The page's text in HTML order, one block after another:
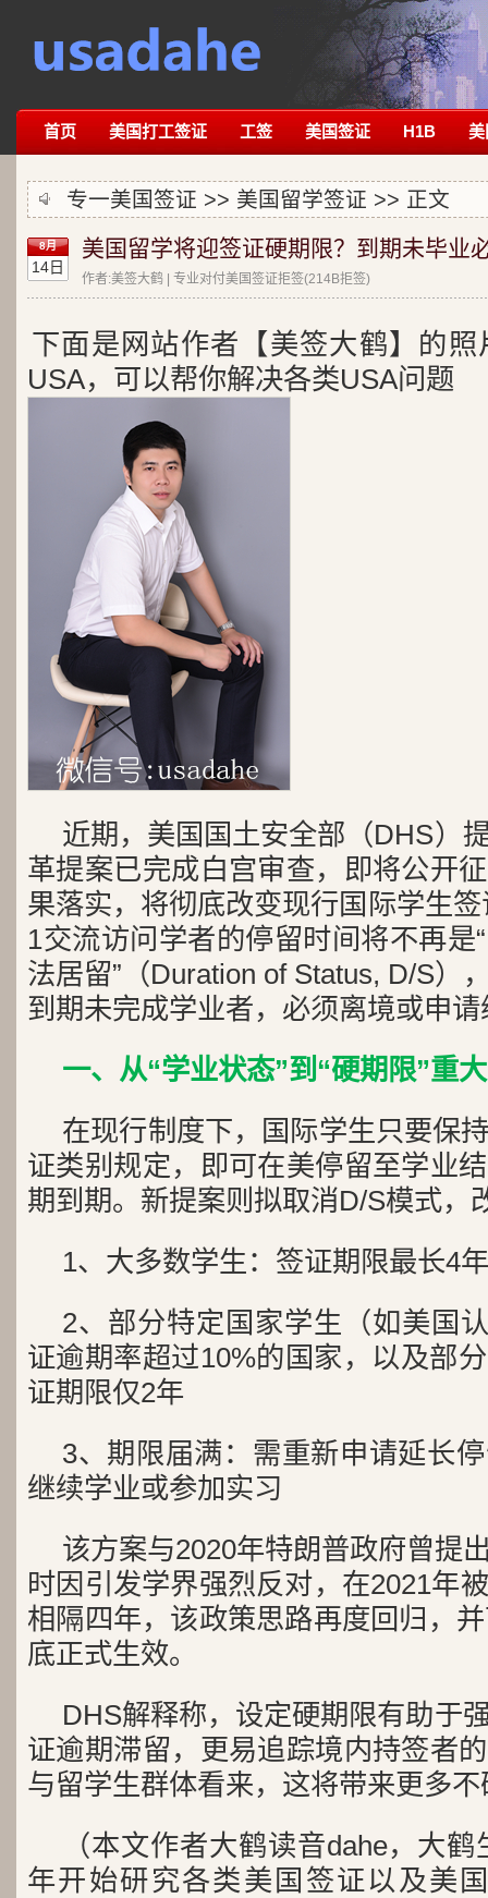
首页 美国打工签证 工签 美国签证 H1B 美
专一美国签证 >> 美国留学签证 >> 正文
8月
14日
美国留学将迎签证硬期限？到期未毕业
作者:美签大鹤 | 专业对付美国签证拒签(214B拒签)
下面是网站作者【美签大鹤】的
USA，可以帮你解决各类USA问题
近期，美国国土安全部（DHS）
革提案已完成白宫审查，即将公开
果落实，将彻底改变现行国际学生
1交流访问学者的停留时间将不再是
法居留”（Duration of Status, D/S）
到期未完成学业者，必须离境或申
一、从“学业状态”到“硬期限”重
在现行制度下，国际学生只要保
证类别规定，即可在美停留至学业
期到期。新提案则拟取消D/S模式，
1、大多数学生：签证期限最长4年
2、部分特定国家学生（如美国
证逾期率超过10%的国家，以及部
证期限仅2年
3、期限届满：需重新申请延长
继续学业或参加实习
该方案与2020年特朗普政府曾提
时因引发学界强烈反对，在2021年
相隔四年，该政策思路再度回归，
底正式生效。
DHS解释称，设定硬期限有助于
证逾期滞留，更易追踪境内持签者
与留学生群体看来，这将带来更多
（本文作者大鹤读音dahe，大
年开始研究各类美国签证以及美